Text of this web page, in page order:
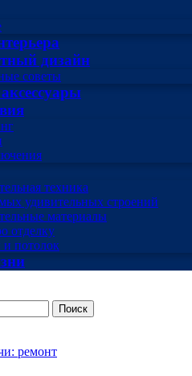
дизайн
советы
техника
удивительных строений
материалы
отделку
потолок
Поиск
ремонт